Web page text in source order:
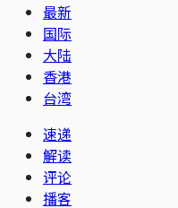
最新
国际
大陆
香港
台湾
速递
解读
评论
播客